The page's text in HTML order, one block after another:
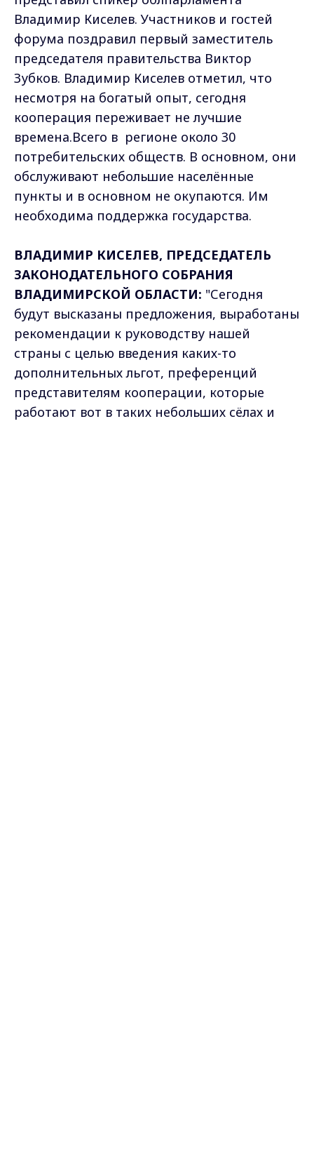
Владимир Киселев. Участников и гостей
форума поздравил первый заместитель
председателя правительства Виктор
Зубков. Владимир Киселев отметил, что
несмотря на богатый опыт, сегодня
кооперация переживает не лучшие
времена.Всего в регионе около 30
потребительских обществ. В основном, они
обслуживают небольшие населённые
пункты и в основном не окупаются. Им
необходима поддержка государства.
ВЛАДИМИР КИСЕЛЕВ, ПРЕДСЕДАТЕЛЬ
ЗАКОНОДАТЕЛЬНОГО СОБРАНИЯ
ВЛАДИМИРСКОЙ ОБЛАСТИ: "Сегодня
будут высказаны предложения, выработаны
рекомендации к руководству нашей
страны с целью введения каких-то
дополнительных льгот, преференций
представителям кооперации, которые
работают вот в таких небольших сёлах и